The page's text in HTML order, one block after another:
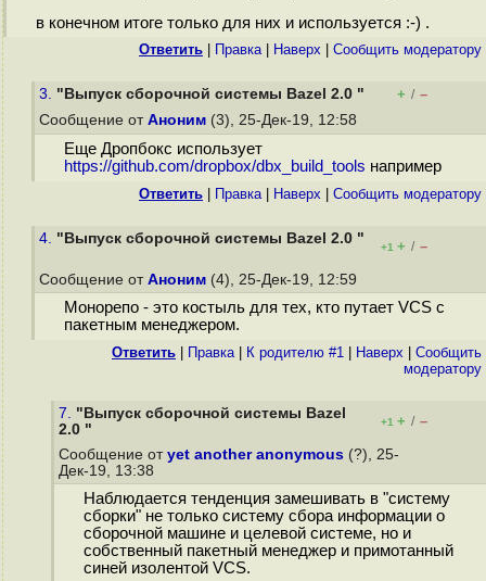
в конечном итоге только для них и используется :-) .
Ответить Правка| Наверх Cообщить модератору
3. "Выпуск сборочной системы Bazel 2.0 " + / –
Сообщение от Аноним (3), 25-Дек-19, 12:58
Еще Дропбокс использует
https://github.com/dropbox/dbx_build_tools например
Ответить Правка| Наверх Cообщить модератору
4. "Выпуск сборочной системы Bazel 2.0 "
+1 + / –
Сообщение от Аноним (4), 25-Дек-19, 12:59
Монорепо - это костыль для тех, кто путает VCS с
пакетным менеджером.
Ответить Правка| К родителю #1 Наверх
Cообщить
модератору
7. "Выпуск сборочной системы Bazel
2.0 "
+1 + / –
Сообщение от yet another anonymous (?), 25-
Дек-19, 13:38
Наблюдается тенденция замешивать в "систему
сборки" не только систему сбора информации о
сборочной машине и целевой системе, но и
собственный пакетный менеджер и примотанный
синей изолентой VCS.